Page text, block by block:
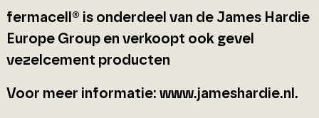
fermacell® is onderdeel van de James Hardie
Europe Group en verkoopt ook gevel
vezelcement producten
Voor meer informatie: www.jameshardie.nl.